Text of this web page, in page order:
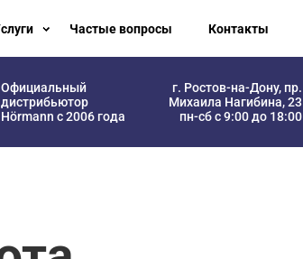
Частые вопросы Контакты
Официальный
дистрибьютор
Hörmann с 2006 года
г. Ростов-на-Дону, пр.
Михаила Нагибина, 23
пн-сб с 9:00 до 18:00